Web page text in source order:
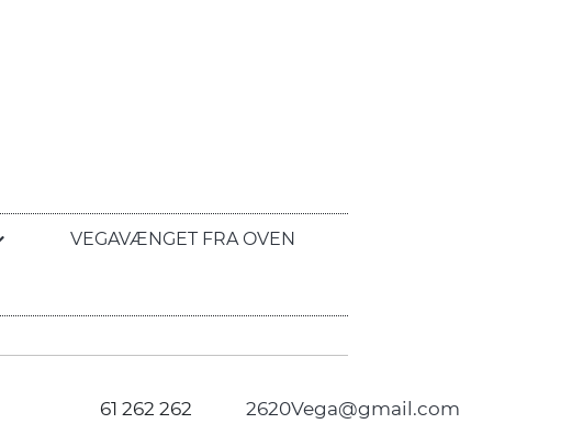
VEGAVÆNGET FRA OVEN
61 262 262 2620Vega@gmail.com